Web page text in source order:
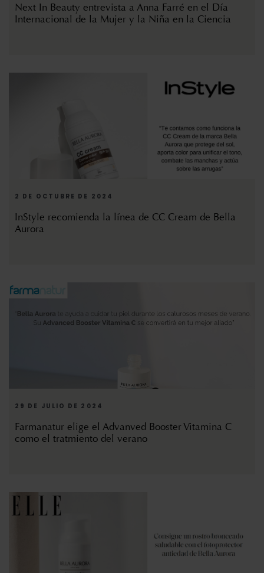
Next In Beauty entrevista a Anna Farré en el Día
Internacional de la Mujer y la Niña en la Ciencia
2 DE OCTUBRE DE 2024
InStyle recomienda la línea de CC Cream de Bella
Aurora
29 DE JULIO DE 2024
Farmanatur elige el Advanved Booster Vitamina C
como el tratmiento del verano